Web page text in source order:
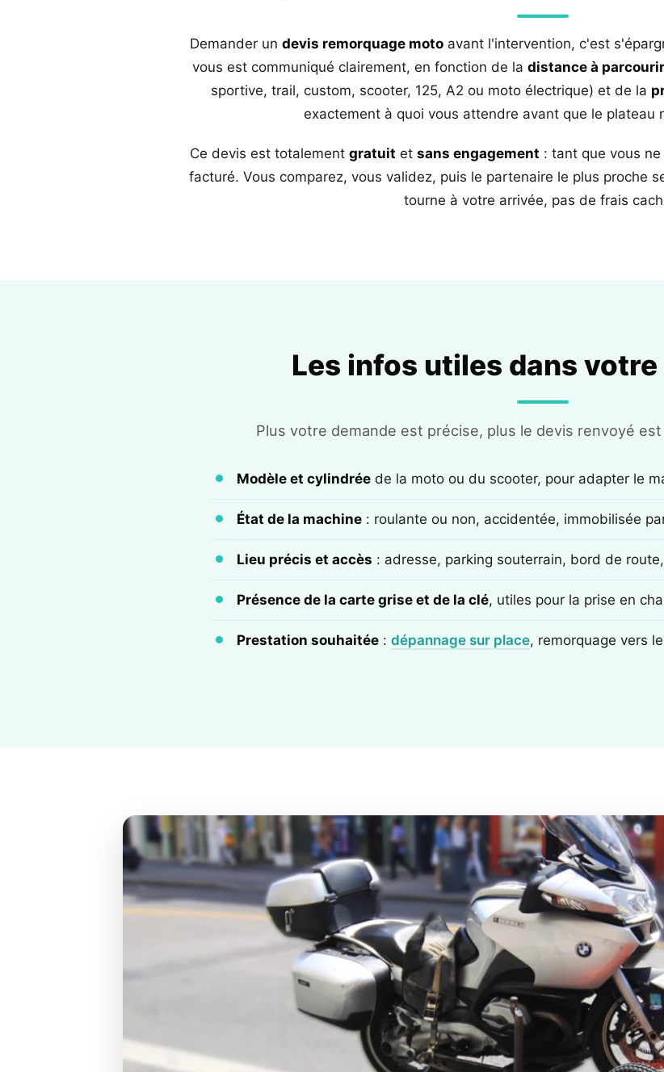
Demander un devis remorquage moto avant l'intervention, c'est
vous est communiqué clairement, en fonction de la distance à parcourir
sportive, trail, custom, scooter, 125, A2 ou moto électrique) et de la
exactement à quoi vous attendre avant que le plateau
Ce devis est totalement gratuit et sans engagement : tant que vous
facturé. Vous comparez, vous validez, puis le partenaire le plus proche
tourne à votre arrivée, pas de frais
Les infos utiles dans votre
Plus votre demande est précise, plus le devis renvoyé
Modèle et cylindréede la moto ou du scooter, pour adapter le
État de la machine: roulante ou non, accidentée, immobilisée
Lieu précis et accès : adresse, parking souterrain, bord de
Présence de la carte grise et de la clé, utiles pour la prise en
Prestation souhaitée: dépannage sur place, remorquage vers